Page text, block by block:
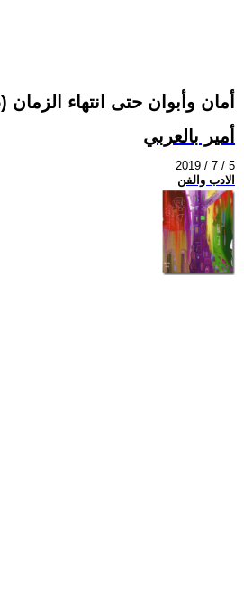
أمان وأبوان حتى انتهاء الزمان (5)
أمير بالعربي
2019 / 7 / 5
الادب والفن